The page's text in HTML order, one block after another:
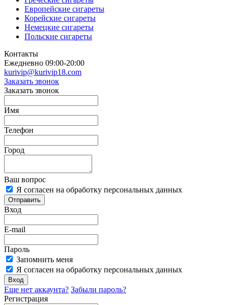
Европейские сигареты
Корейские сигареты
Немецкие сигареты
Польские сигареты
Контакты
Ежедневно 09:00-20:00
kurivip@kurivip18.com
Заказать звонок
Заказать звонок
Имя
Телефон
Город
Ваш вопрос
Я согласен на обработку персональных данных
Отправить
Вход
E-mail
Пароль
Запомнить меня
Я согласен на обработку персональных данных
Вход
Еще нет аккаунта? Забыли пароль?
Регистрация